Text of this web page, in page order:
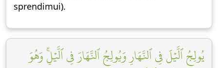
sprendimui).
يُولِجُ ٱلَّيۡلَ فِي ٱلنَّهَارِ وَيُولِجُ ٱلنَّهَارَ فِي ٱلَّيۡلِۚ وَهُوَ